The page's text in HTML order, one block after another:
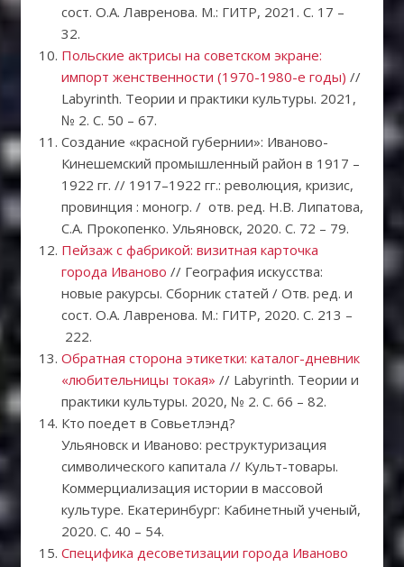
сост. О.А. Лавренова. М.: ГИТР, 2021. С. 17 –
32.
Польские актрисы на советском экране:
импорт женственности (1970-1980-е годы) //
Labyrinth. Теории и практики культуры. 2021,
№ 2. С. 50 – 67.
Создание «красной губернии»: Иваново-
Кинешемский промышленный район в 1917 –
1922 гг. // 1917–1922 гг.: революция, кризис,
провинция : моногр. / отв. ред. Н.В. Липатова,
С.А. Прокопенко. Ульяновск, 2020. С. 72 – 79.
Пейзаж с фабрикой: визитная карточка
города Иваново // География искусства:
новые ракурсы. Сборник статей / Отв. ред. и
сост. О.А. Лавренова. М.: ГИТР, 2020. С. 213 –
222.
Обратная сторона этикетки: каталог-дневник
«любительницы токая» // Labyrinth. Теории и
практики культуры. 2020, № 2. С. 66 – 82.
Кто поедет в Совьетлэнд?
Ульяновск и Иваново: реструктуризация
символического капитала // Культ-товары.
Коммерциализация истории в массовой
культуре. Екатеринбург: Кабинетный ученый,
2020. С. 40 – 54.
Специфика десоветизации города Иваново